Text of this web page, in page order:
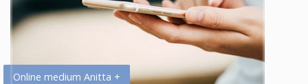
Online medium Anitta +